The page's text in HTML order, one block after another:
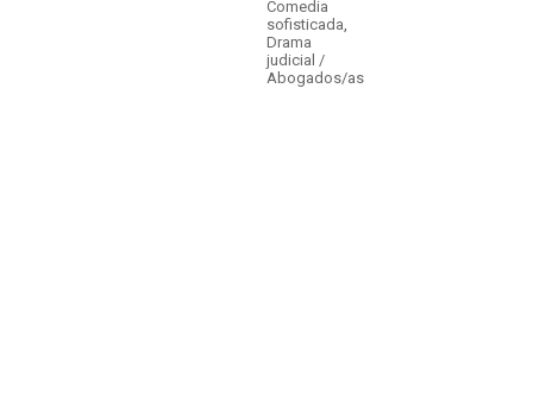
Comedia
sofisticada,
Drama
judicial /
Abogados/as